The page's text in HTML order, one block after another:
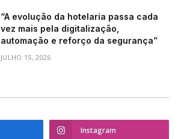
“A evolução da hotelaria passa cada
vez mais pela digitalização,
automação e reforço da segurança”
JULHO 15, 2026
Instagram